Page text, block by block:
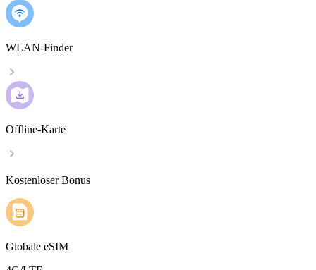
WLAN-Finder
Offline-Karte
Kostenloser Bonus
Globale eSIM